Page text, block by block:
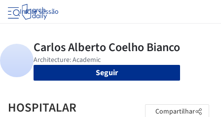
Iniciar sessão
Seguir
HOSPITALAR Compartilhar